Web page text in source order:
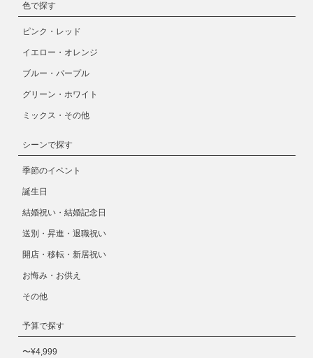
色で探す
ピンク・レッド
イエロー・オレンジ
ブルー・パープル
グリーン・ホワイト
ミックス・その他
シーンで探す
季節のイベント
誕生日
結婚祝い・結婚記念日
送別・昇進・退職祝い
開店・移転・新居祝い
お悔み・お供え
その他
予算で探す
〜¥4,999